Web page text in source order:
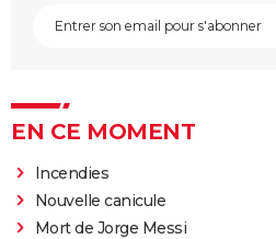
EN CE MOMENT
Incendies
Nouvelle canicule
Mort de Jorge Messi